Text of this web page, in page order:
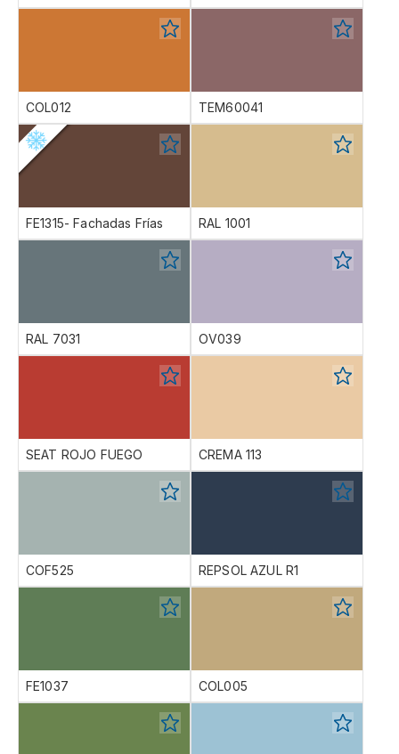
COL012 TEM60041
FE1315- Fachadas Frías RAL 1001
RAL 7031 OV039
SEAT ROJO FUEGO CREMA 113
COF525 REPSOL AZUL R1
FE1037 COL005